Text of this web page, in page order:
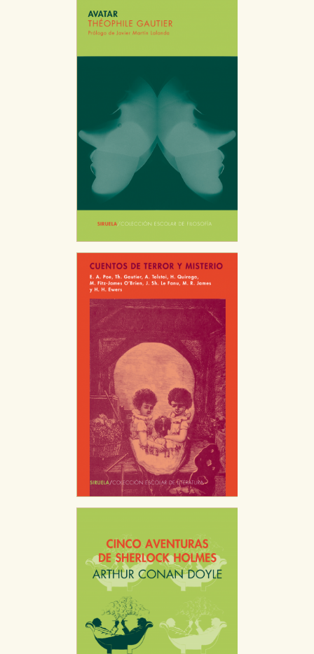
Cookies necesarias
Estas cookies son necesarias para que nuestro sitio
web funcione y no es posible deshabilitarlas desde
nuestro sistema. Es posible hacerlo desde el
navegador, pero en ese caso es posible que algunas
áreas de nuestra web dejen de funcionar
correctamente.
Cookies de rendimiento y analíticas
Estas cookies se utilizan para mejorar su experiencia
de navegación y optimizar el funcionamiento de
nuestro sitio web. Almacenan configuraciones de
servicios para que no tenga que reconfigurarlos cada
vez que nos visita. La información es agregada y, por lo
tanto, es anónima.
Cookies de publicidad y redes sociales
Estas cookies son gestionadas por nuestros socios
que se basan en la identificación única de su
navegador y dispositivo de internet.
GUARDAR CONFIGURACIÓN
Puede consultar nuestra política de cookies